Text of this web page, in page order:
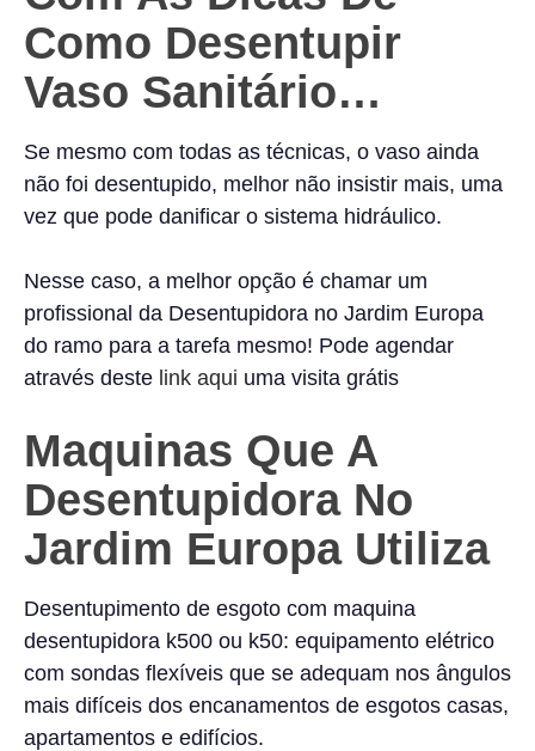
Como Desentupir
Vaso Sanitário…
Se mesmo com todas as técnicas, o vaso ainda
não foi desentupido, melhor não insistir mais, uma
vez que pode danificar o sistema hidráulico.
Nesse caso, a melhor opção é chamar um
profissional da Desentupidora no Jardim Europa
do ramo para a tarefa mesmo! Pode agendar
através deste link aqui uma visita grátis
Maquinas Que A
Desentupidora No
Jardim Europa Utiliza
Desentupimento de esgoto com maquina
desentupidora k500 ou k50: equipamento elétrico
com sondas flexíveis que se adequam nos ângulos
mais difíceis dos encanamentos de esgotos casas,
apartamentos e edifícios.